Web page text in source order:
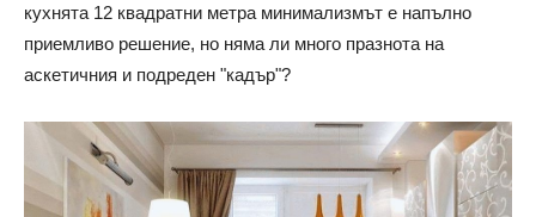
кухнята 12 квадратни метра минимализмът е напълно
приемливо решение, но няма ли много празнота на
аскетичния и подреден "кадър"?